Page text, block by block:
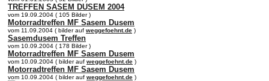
TREFFEN SASEM DUSEM 2004
vom 19.09.2004 ( 105 Bilder )
Motorradtreffen MF Sasem Dusem
vom 11.09.2004 ( bilder auf weggefoehnt.de )
Sasemdusem Treffen
vom 10.09.2004 ( 178 Bilder )
Motorradtreffen MF Sasem Dusem
vom 10.09.2004 ( bilder auf weggefoehnt.de )
Motorradtreffen MF Sasem Dusem
vom 10.09.2004 ( bilder auf weggefoehnt.de )